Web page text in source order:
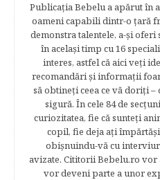
Publicația Bebelu a apărut în
oameni capabili dintr-o ţară
demonstra talentele, a-şi
în acelaşi timp cu 16
interes, astfel că aici veţi
recomandări şi informaţii
să obtineţi ceea ce vă doriţi
sigură. În cele 84 de
curiozitatea, fie că sunteţi
copil, fie deja aţi
obişnuindu-vă cu
avizate. Cititorii Bebelu.ro
vor deveni parte a unor